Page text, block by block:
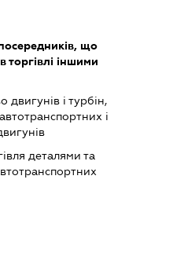
що
торгівлі іншими
і турбін,
і
деталями та